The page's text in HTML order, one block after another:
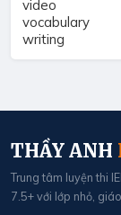
video
vocabulary
writing
THẦY ANH
Trung tâm luyện thi
7.5+ với lớp nhỏ,